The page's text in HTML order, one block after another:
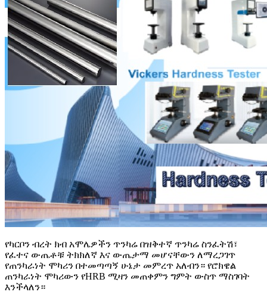
የካርቦን ብረት ክብ አሞሌዎችን ጥንካሬ በዝቅተኛ ጥንካሬ ስንፈትሽ፣
የፈተና ውጤቶቹ ትክክለኛ እና ውጤታማ መሆናቸውን ለማረጋገጥ
የጠንካራነት ሞካሪን በተመጣጣኝ ሁኔታ መምረጥ አለብን። የሮክዌል
ጠንካራነት ሞካሪውን የHRB ሚዛን መጠቀምን ግምት ውስጥ ማስገባት
እንችላለን።